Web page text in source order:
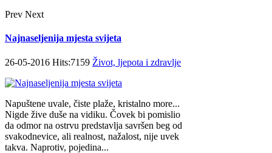
Prev Next
Najnaseljenija mjesta svijeta
26-05-2016 Hits:7159 Život, ljepota i zdravlje
Napuštene uvale, čiste plaže, kristalno more...
Nigde žive duše na vidiku. Čovek bi pomislio
da odmor na ostrvu predstavlja savršen beg od
svakodnevice, ali realnost, nažalost, nije uvek
takva. Naprotiv, pojedina...